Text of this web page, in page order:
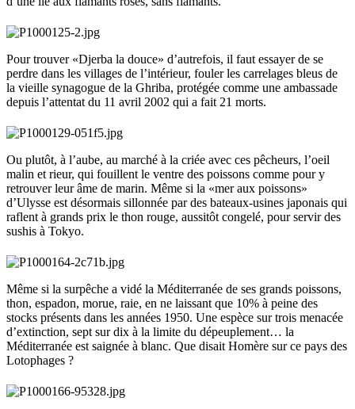
Pour trouver «Djerba la douce» d’autrefois, il faut essayer de se
perdre dans les villages de l’intérieur, fouler les carrelages bleus de
la vieille synagogue de la Ghriba, protégée comme une ambassade
depuis l’attentat du 11 avril 2002 qui a fait 21 morts.
Ou plutôt, à l’aube, au marché à la criée avec ces pêcheurs, l’oeil
malin et rieur, qui fouillent le ventre des poissons comme pour y
retrouver leur âme de marin. Même si la «mer aux poissons»
d’Ulysse est désormais sillonnée par des bateaux-usines japonais qui
raflent à grands prix le thon rouge, aussitôt congelé, pour servir des
sushis à Tokyo.
Même si la surpêche a vidé la Méditerranée de ses grands poissons,
thon, espadon, morue, raie, en ne laissant que 10% à peine des
stocks présents dans les années 1950. Une espèce sur trois menacée
d’extinction, sept sur dix à la limite du dépeuplement… la
Méditerranée est saignée à blanc. Que disait Homère sur ce pays des
Lotophages ?